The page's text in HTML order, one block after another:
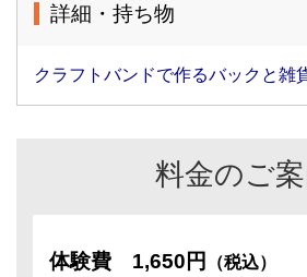
詳細・持ち物
クラフトバンドで作るバックと
料金のご
体験費 1,650円 （税込）